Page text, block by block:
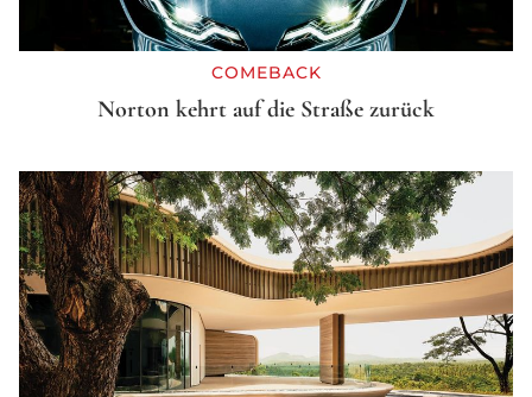
COMEBACK
Norton kehrt auf die Straße zurück